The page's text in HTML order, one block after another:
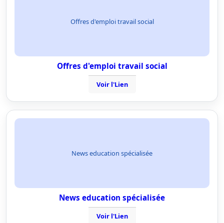
Offres d'emploi travail social
Offres d'emploi travail social
Voir l'Lien
News education spécialisée
News education spécialisée
Voir l'Lien